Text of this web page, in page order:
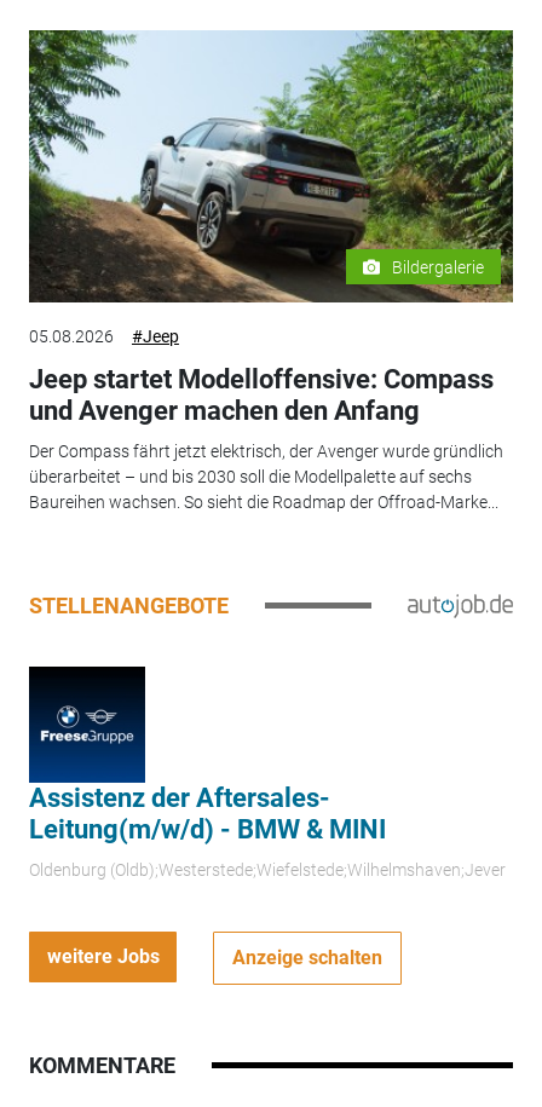
Bildergalerie
05.08.2026 #Jeep
Jeep startet Modelloffensive: Compass
und Avenger machen den Anfang
Der Compass fährt jetzt elektrisch, der Avenger wurde gründlich
überarbeitet – und bis 2030 soll die Modellpalette auf sechs
Baureihen wachsen. So sieht die Roadmap der Offroad-Marke...
STELLENANGEBOTE
Assistenz der Aftersales-
Leitung(m/w/d) - BMW & MINI
Oldenburg (Oldb);Westerstede;Wiefelstede;Wilhelmshaven;Jever
weitere Jobs Anzeige schalten
KOMMENTARE